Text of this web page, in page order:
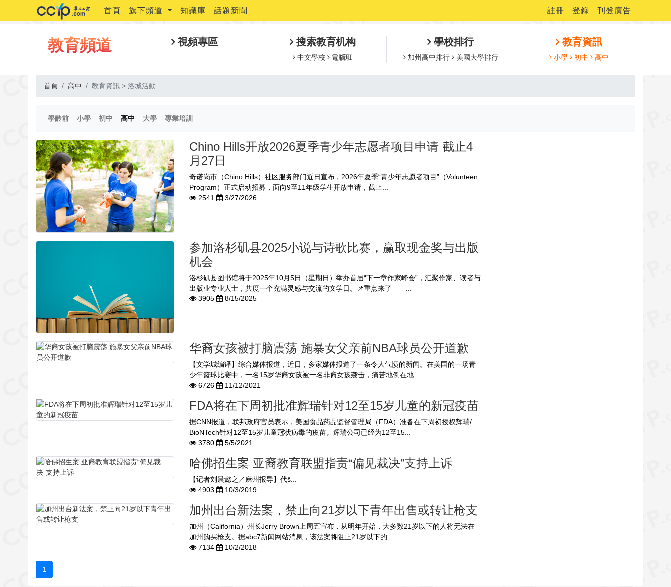
首頁 旗下頻道 知識庫 話題新聞 註冊 登錄 刊登廣告
教育頻道 視頻專區 搜索教育机构
中文學校 電腦班
學校排行
加州高中排行 美國大學排行
教育資訊
小學 初中 高中
首頁 高中 教育資訊 > 洛城活動
學齡前(current)
小學(current)
初中 (current)
高中 (current)
大學(current)
專業培訓
Chino Hills开放2026夏季青少年志愿者项目申请 截止4
月27日
奇诺岗市（Chino Hills）社区服务部门近日宣布，2026年夏季“青少年志愿者项目”（Volunteen
Program）正式启动招募，面向9至11年级学生开放申请，截止...
2541
3/27/2026
参加洛杉矶县2025小说与诗歌比赛，赢取现金奖与出版
机会
洛杉矶县图书馆将于2025年10月5日（星期日）举办首届“下一章作家峰会”，汇聚作家、读者与
出版业专业人士，共度一个充满灵感与交流的文学日。📌重点来了——...
3905
8/15/2025
华裔女孩被打脑震荡 施暴女父亲前NBA球员公开道歉
【文学城编译】综合媒体报道，近日，多家媒体报道了一条令人气愤的新闻。在美国的一场青
少年篮球比赛中，一名15岁华裔女孩被一名非裔女孩袭击，痛苦地倒在地...
6726
11/12/2021
FDA将在下周初批准辉瑞针对12至15岁儿童的新冠疫苗
据CNN报道，联邦政府官员表示，美国食品药品监督管理局（FDA）准备在下周初授权辉瑞/
BioNTech针对12至15岁儿童冠状病毒的疫苗。辉瑞公司已经为12至15...
3780
5/5/2021
哈佛招生案 亚裔教育联盟指责“偏见裁决”支持上诉
【记者刘晨懿之／麻州报导】代ŝ...
4903
10/3/2019
加州出台新法案，禁止向21岁以下青年出售或转让枪支
加州（California）州长Jerry Brown上周五宣布，从明年开始，大多数21岁以下的人将无法在
加州购买枪支。据abc7新闻网站消息，该法案将阻止21岁以下的...
7134
10/2/2018
1